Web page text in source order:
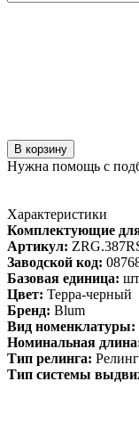
В корзину
Нужна помощь с
Характеристики
Комплектующие
Артикул:
Заводской код:
Базовая единица: шт
Цвет: Терра-черный
Бренд: Blum
Вид номенклатуры:
Номинальная
Тип релинга:
Тип системы